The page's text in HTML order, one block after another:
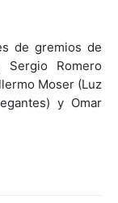
de gremios de
Sergio Romero
Moser (Luz
y Omar